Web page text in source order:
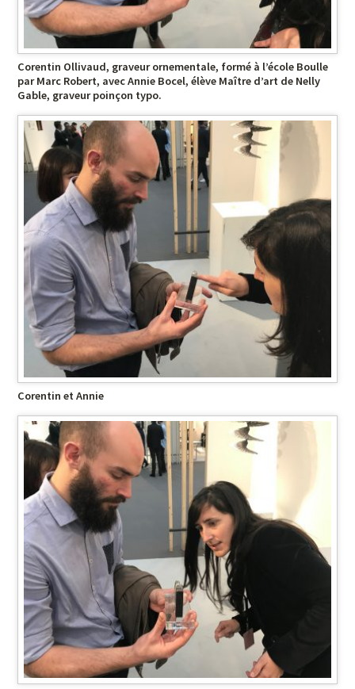
Corentin Ollivaud, graveur ornementale, formé à l’école Boulle
par Marc Robert, avec Annie Bocel, élève Maître d’art de Nelly
Gable, graveur poinçon typo.
Corentin et Annie